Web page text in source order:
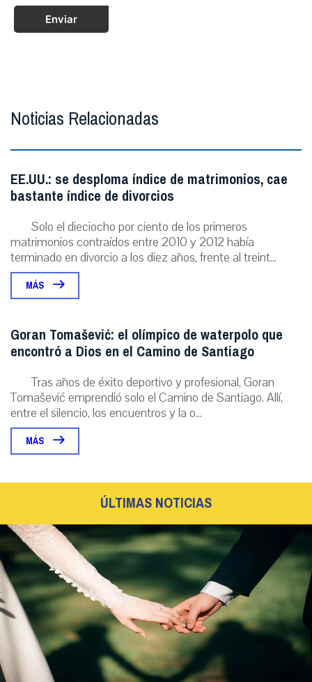
Enviar
Noticias Relacionadas
EE.UU.: se desploma índice de matrimonios, cae
bastante índice de divorcios
Solo el dieciocho por ciento de los primeros
matrimonios contraídos entre 2010 y 2012 había
terminado en divorcio a los diez años, frente al treint...
MÁS
Goran Tomašević: el olímpico de waterpolo que
encontró a Dios en el Camino de Santiago
Tras años de éxito deportivo y profesional, Goran
Tomašević emprendió solo el Camino de Santiago. Allí,
entre el silencio, los encuentros y la o...
MÁS
ÚLTIMAS NOTICIAS